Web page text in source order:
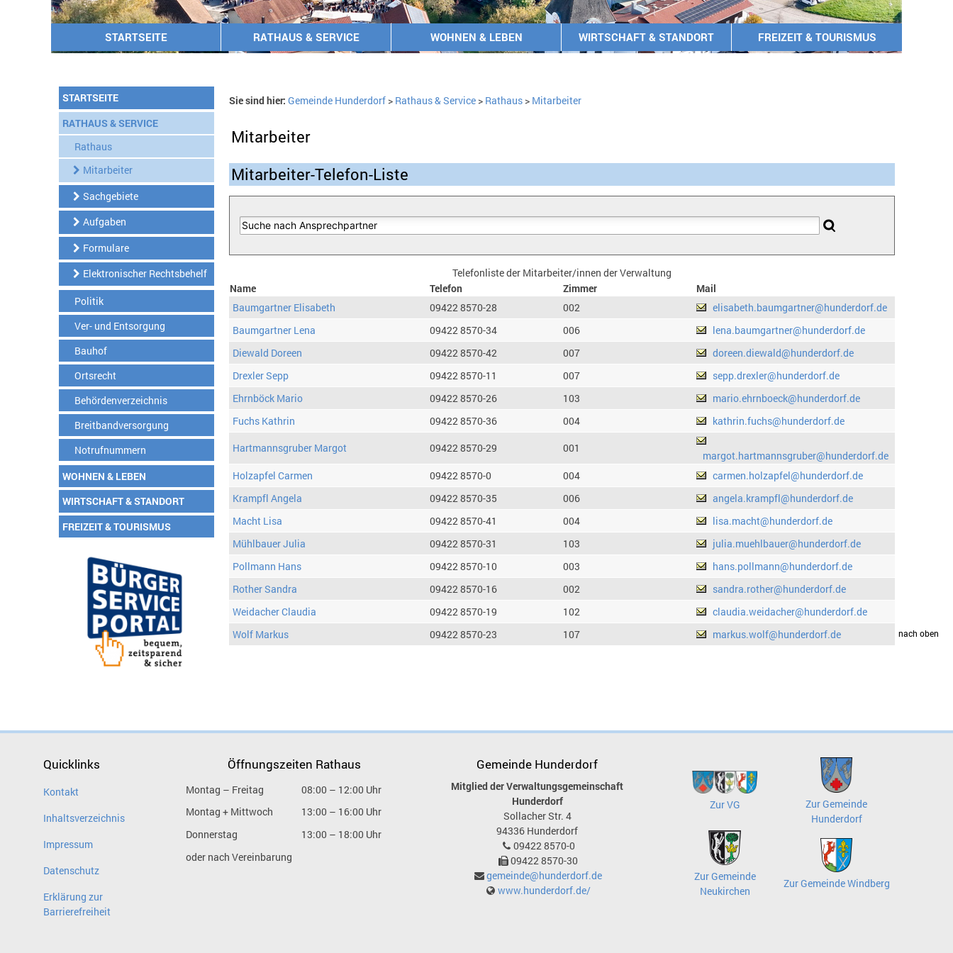
STARTSEITE RATHAUS & SERVICE WOHNEN & LEBEN WIRTSCHAFT & STANDORT FREIZEIT & TOURISMUS
STARTSEITE
RATHAUS & SERVICE
Rathaus
Mitarbeiter
Sachgebiete
Aufgaben
Formulare
Elektronischer Rechtsbehelf
Politik
Ver- und Entsorgung
Bauhof
Ortsrecht
Behördenverzeichnis
Breitbandversorgung
Notrufnummern
WOHNEN & LEBEN
WIRTSCHAFT & STANDORT
FREIZEIT & TOURISMUS
Sie sind hier: Gemeinde Hunderdorf> Rathaus & Service> Rathaus> Mitarbeiter
Mitarbeiter
Mitarbeiter-Telefon-Liste
Telefonliste der Mitarbeiter/innen der Verwaltung
Name
Telefon Zimmer
Mail
Baumgartner Elisabeth
09422 8570-28 002
elisabeth.baumgartner@hunderdorf.de
Baumgartner Lena
09422 8570-34 006
lena.baumgartner@hunderdorf.de
Diewald Doreen
09422 8570-42 007
doreen.diewald@hunderdorf.de
Drexler Sepp
09422 8570-11 007
sepp.drexler@hunderdorf.de
Ehrnböck Mario
09422 8570-26 103
mario.ehrnboeck@hunderdorf.de
Fuchs Kathrin
09422 8570-36 004
kathrin.fuchs@hunderdorf.de
Hartmannsgruber Margot
09422 8570-29 001
margot.hartmannsgruber@hunderdorf.de
Holzapfel Carmen
09422 8570-0 004
carmen.holzapfel@hunderdorf.de
Krampfl Angela
09422 8570-35 006
angela.krampfl@hunderdorf.de
Macht Lisa
09422 8570-41 004
lisa.macht@hunderdorf.de
Mühlbauer Julia
09422 8570-31 103
julia.muehlbauer@hunderdorf.de
Pollmann Hans
09422 8570-10 003
hans.pollmann@hunderdorf.de
Rother Sandra
09422 8570-16 002
sandra.rother@hunderdorf.de
Weidacher Claudia
09422 8570-19 102
claudia.weidacher@hunderdorf.de
Wolf Markus
09422 8570-23 107 markus.wolf@hunderdorf.dedrucken nach oben
Quicklinks
Kontakt
Inhaltsverzeichnis
Impressum
Datenschutz
Erklärung zur
Barrierefreiheit
Öffnungszeiten Rathaus
Montag – Freitag
08:00 – 12:00 Uhr
Montag + Mittwoch
13:00 – 16:00 Uhr
Donnerstag
13:00 – 18:00 Uhr
oder nach Vereinbarung
Gemeinde Hunderdorf
Mitglied der Verwaltungsgemeinschaft
Hunderdorf
Sollacher Str. 4
94336 Hunderdorf
09422 8570-0
09422 8570-30
gemeinde@hunderdorf.de
www.hunderdorf.de/
Zur VG
Zur Gemeinde
Hunderdorf
Zur Gemeinde
Neukirchen
Zur Gemeinde Windberg